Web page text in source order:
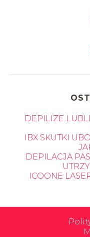
DEPILIZE
IBX SKUTKI
DEPILACJA
ICOONE